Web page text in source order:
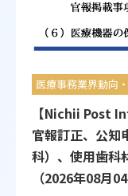
医療事務業界動向
【Nichii Post
官報訂正、公知
科）、使用歯科
（2026年08月04